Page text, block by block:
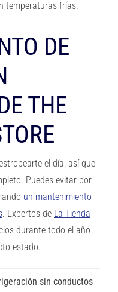
temperaturas frías.
DE
THE
el día, así que
Puedes evitar por
un mantenimiento
. Expertos de La Tienda
durante todo el año
estado.
sin conductos